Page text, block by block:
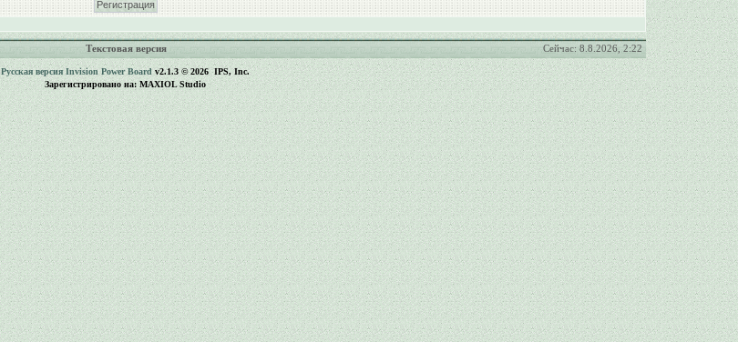
Текстовая версия Сейчас: 8.8.2026, 2:22
Русская версия Invision Power Boardv2.1.3 © 2026 IPS, Inc.
Зарегистрировано на: MAXIOL Studio